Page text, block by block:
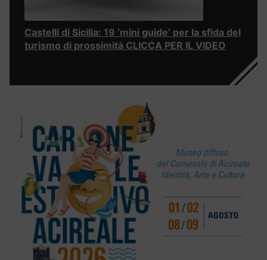
Castelli di Sicilia: 19 ‘mini guide’ per la sfida del
turismo di prossimità CLICCA PER IL VIDEO